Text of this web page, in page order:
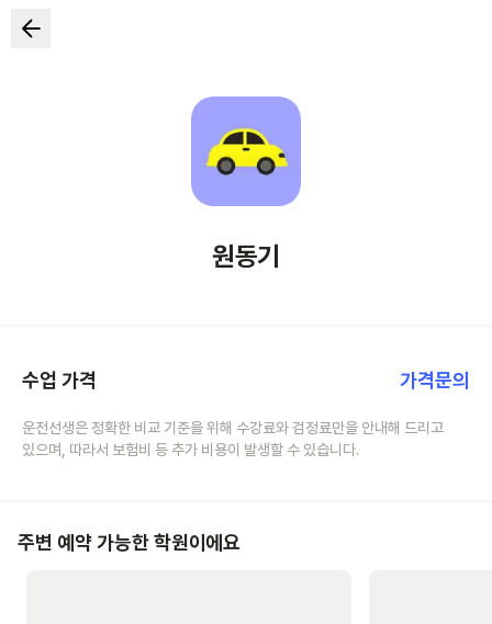
원동기
수업 가격 가격문의
운전선생은 정확한 비교 기준을 위해 수강료와 검정료만을 안내해 드리고
있으며, 따라서 보험비 등 추가 비용이 발생할 수 있습니다.
주변 예약 가능한 학원이에요